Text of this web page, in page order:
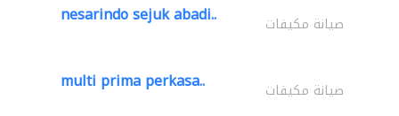
nesarindo sejuk abadi.. صيانة مكيفات
multi prima perkasa.. صيانة مكيفات